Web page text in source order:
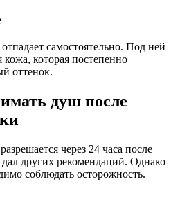
самостоятельно. Под ней
кожа, которая постепенно
оттенок.
душ после
через 24 часа после
других рекомендаций. Однако
соблюдать осторожность.